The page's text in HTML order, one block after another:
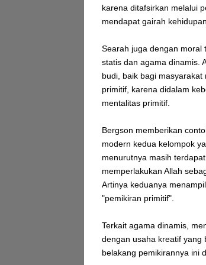
karena ditafsirkan melalui
mendapat gairah
Searah juga dengan moral
statis dan agama dinamis.
budi, baik bagi
primitif, karena didalam
mentalitas primitif.
Bergson memberikan
modern kedua kelompok
menurutnya masih
memperlakukan Allah
Artinya keduanya
"pemikiran primitif".
Terkait agama dinamis,
dengan usaha kreatif yang
belakang pemikirannya ini